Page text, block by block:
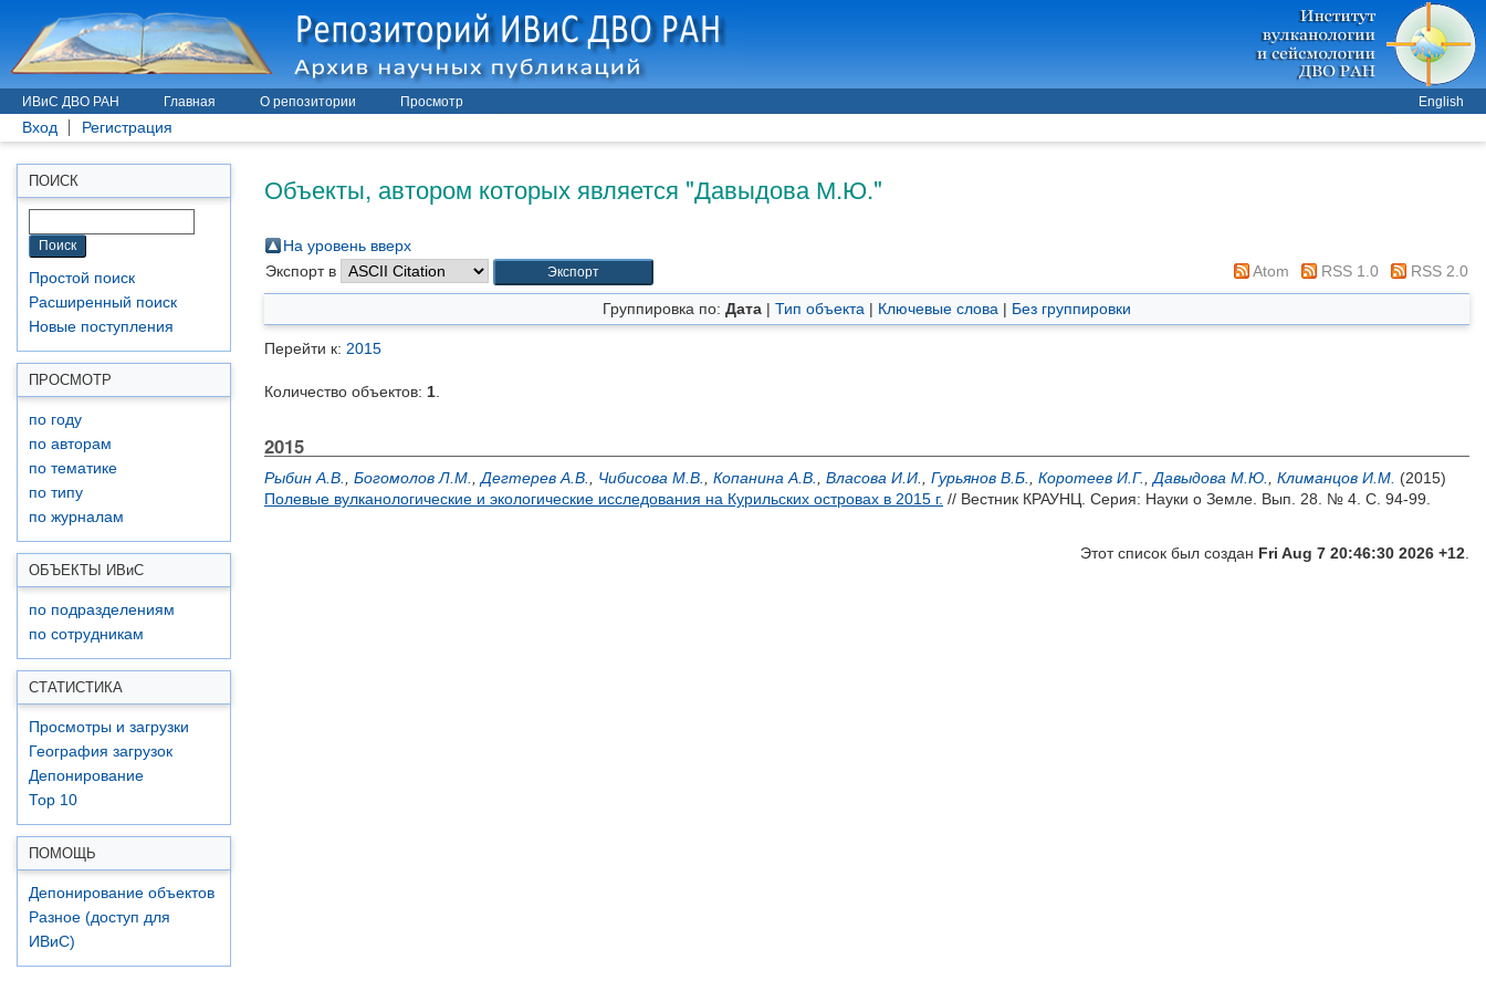
ИВиС ДВО РАН Главная О репозитории Просмотр English
Вход Регистрация
ПОИСК
Простой поиск
Расширенный поиск
Новые поступления
ПРОСМОТР
по году
по авторам
по тематике
по типу
по журналам
ОБЪЕКТЫ ИВиС
по подразделениям
по сотрудникам
СТАТИСТИКА
Просмотры и загрузки
География загрузок
Депонирование
Top 10
ПОМОЩЬ
Депонирование объектов
Разное (доступ для
ИВиС)
Объекты, автором которых является "Давыдова М.Ю."
На уровень вверх
Экспорт в
Atom RSS 1.0 RSS 2.0
Группировка по: Дата | Тип объекта | Ключевые слова | Без группировки
Перейти к: 2015
Количество объектов: 1
2015
Рыбин А.В. Богомолов Л.М. Дегтерев А.В. Чибисова М.В. Копанина А.В. Власова И.И. Гурьянов В.Б. Коротеев И.Г. Давыдова М.Ю. Климанцов И.М. (2015)
Полевые вулканологические и экологические исследования на Курильских островах в 2015 г. // Вестник КРАУНЦ. Серия: Науки о Земле. Вып. 28. № 4. С. 94-99.
Этот список был создан Fri Aug 7 20:46:30 2026 +12